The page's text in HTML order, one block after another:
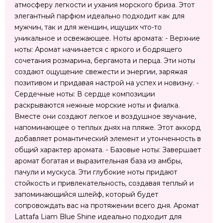
атмосферу легкости и ухания морского бриза. Этот
элегантный парфюм идеально подходит как для
мужчин, так и для женщин, ищущих что-то
уникальное и освежающее. Ноты аромата: - Верхние
ноты: Аромат начинается с яркого и бодрящего
сочетания розмарина, бергамота и перца. Эти ноты
создают ощущение свежести и энергии, заряжая
позитивом и придавая настрой на успех и новизну. -
Сердечные ноты: В сердце композиции
раскрываются нежные морские ноты и фиалка.
Вместе они создают легкое и воздушное звучание,
напоминающее о теплых днях на пляже. Этот аккорд
добавляет романтический элемент и утонченность в
общий характер аромата. - Базовые ноты: Завершает
аромат богатая и выразительная база из амбры,
пачули и мускуса. Эти глубокие ноты придают
стойкость и привлекательность, создавая теплый и
запоминающийся шлейф, который будет
сопровождать вас на протяжении всего дня. Аромат
Lattafa Liam Blue Shine идеально подходит для